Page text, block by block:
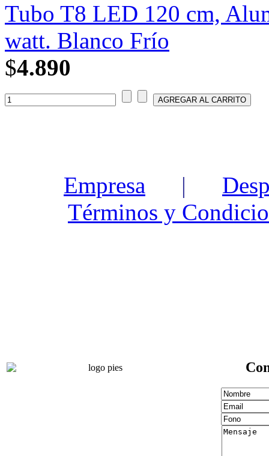
Tubo T8 LED 120 cm,
watt. Blanco Frío
$4.890
Empresa |
Términos y